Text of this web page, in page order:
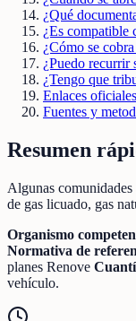
¿Qué
¿Es compatible
¿Cómo se
¿Puedo recurrir
¿Tengo que
Enlaces
Fuentes y
Resumen
Algunas
de gas licuado, gas
Organismo
Normativa de
planes Renove
vehículo.